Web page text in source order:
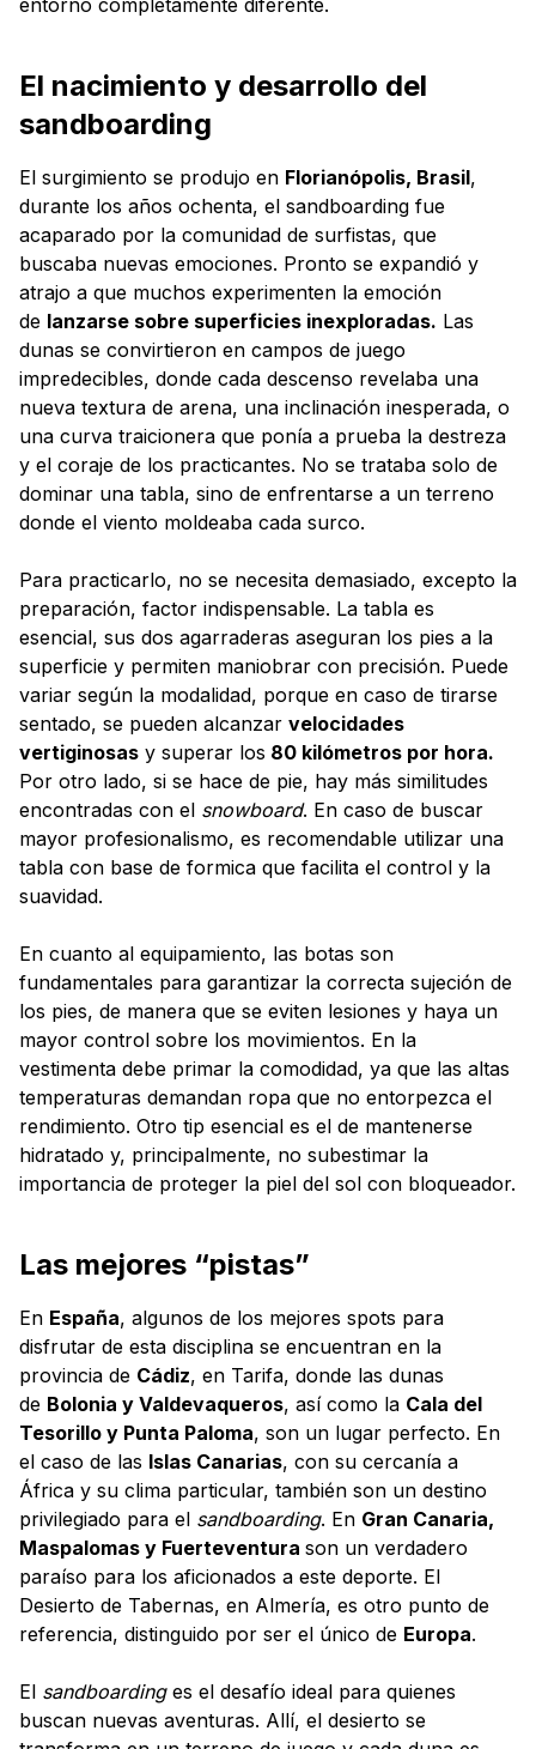
El nacimiento y desarrollo del
sandboarding
El surgimiento se produjo en Florianópolis, Brasil,
durante los años ochenta, el sandboarding fue
acaparado por la comunidad de surfistas, que
buscaba nuevas emociones. Pronto se expandió y
atrajo a que muchos experimenten la emoción
de lanzarse sobre superficies inexploradas. Las
dunas se convirtieron en campos de juego
impredecibles, donde cada descenso revelaba una
nueva textura de arena, una inclinación inesperada, o
una curva traicionera que ponía a prueba la destreza
y el coraje de los practicantes. No se trataba solo de
dominar una tabla, sino de enfrentarse a un terreno
donde el viento moldeaba cada surco.
Para practicarlo, no se necesita demasiado, excepto la
preparación, factor indispensable. La tabla es
esencial, sus dos agarraderas aseguran los pies a la
superficie y permiten maniobrar con precisión. Puede
variar según la modalidad, porque en caso de tirarse
sentado, se pueden alcanzar velocidades
vertiginosas y superar los 80 kilómetros por hora.
Por otro lado, si se hace de pie, hay más similitudes
encontradas con el snowboard. En caso de buscar
mayor profesionalismo, es recomendable utilizar una
tabla con base de formica que facilita el control y la
suavidad.
En cuanto al equipamiento, las botas son
fundamentales para garantizar la correcta sujeción de
los pies, de manera que se eviten lesiones y haya un
mayor control sobre los movimientos. En la
vestimenta debe primar la comodidad, ya que las altas
temperaturas demandan ropa que no entorpezca el
rendimiento. Otro tip esencial es el de mantenerse
hidratado y, principalmente, no subestimar la
importancia de proteger la piel del sol con bloqueador.
Las mejores “pistas”
En España, algunos de los mejores spots para
disfrutar de esta disciplina se encuentran en la
provincia de Cádiz, en Tarifa, donde las dunas
de Bolonia y Valdevaqueros, así como la Cala del
Tesorillo y Punta Paloma, son un lugar perfecto. En
el caso de las Islas Canarias, con su cercanía a
África y su clima particular, también son un destino
privilegiado para el sandboarding. En Gran Canaria,
Maspalomas y Fuerteventura son un verdadero
paraíso para los aficionados a este deporte. El
Desierto de Tabernas, en Almería, es otro punto de
referencia, distinguido por ser el único de Europa.
El sandboarding es el desafío ideal para quienes
buscan nuevas aventuras. Allí, el desierto se